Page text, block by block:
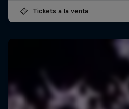
Tickets a la venta